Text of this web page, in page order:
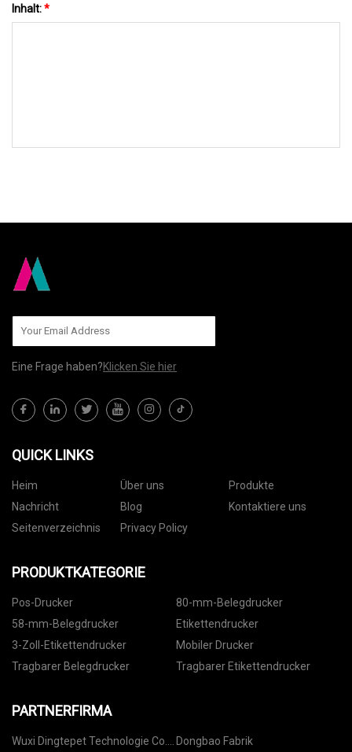
Inhalt:*
Eine Frage haben?Klicken Sie hier
QUICK LINKS
Heim Über uns
Produkte
Nachricht
Blog
Kontaktiere uns
Seitenverzeichnis
Privacy Policy
PRODUKTKATEGORIE
Pos-Drucker
80-mm-Belegdrucker
58-mm-Belegdrucker
Etikettendrucker
3-Zoll-Etikettendrucker
Mobiler Drucker
Tragbarer Belegdrucker
Tragbarer Etikettendrucker
PARTNERFIRMA
Wuxi Dingtepet Technologie Co., Dongbao Fabrik